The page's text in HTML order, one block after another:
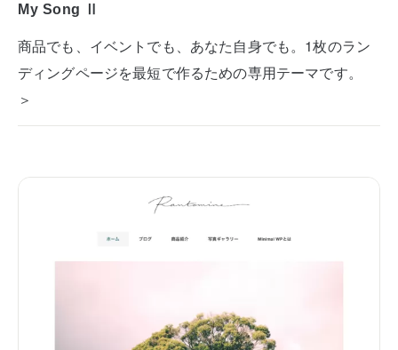
My Song Ⅱ
商品でも、イベントでも、あなた自身でも。1枚のラン
ディングページを最短で作るための専用テーマです。
＞